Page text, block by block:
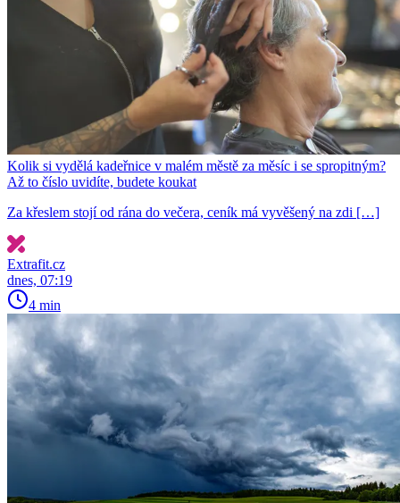
Kolik si vydělá kadeřnice v malém městě za měsíc i se spropitným?
Až to číslo uvidíte, budete koukat
Za křeslem stojí od rána do večera, ceník má vyvěšený na zdi […]
Extrafit.cz
dnes, 07:19
4 min